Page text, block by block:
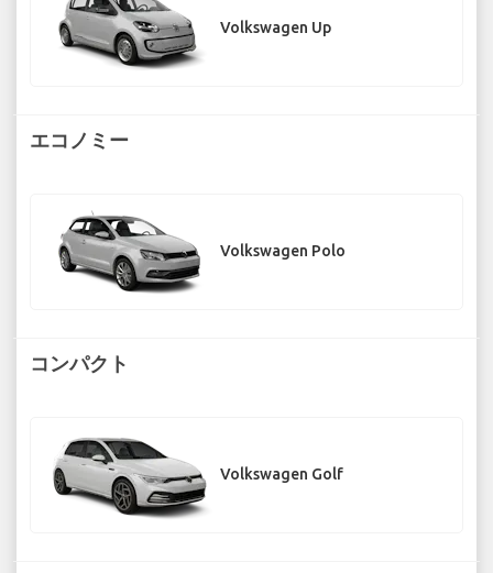
Volkswagen Up
エコノミー
Volkswagen Polo
コンパクト
Volkswagen Golf